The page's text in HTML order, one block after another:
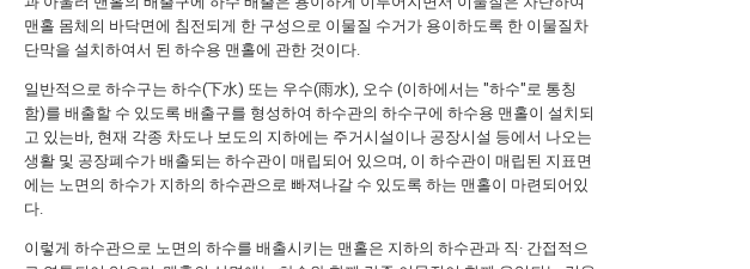
맨홀 몸체의 바닥면에 침전되게 한 구성으로 이물질 수거가 용이하도록 한 이물질차
단막을 설치하여서 된 하수용 맨홀에 관한 것이다.
일반적으로 하수구는 하수(下水) 또는 우수(雨水), 오수 (이하에서는 "하수"로 통칭
함)를 배출할 수 있도록 배출구를 형성하여 하수관의 하수구에 하수용 맨홀이 설치되
고 있는바, 현재 각종 차도나 보도의 지하에는 주거시설이나 공장시설 등에서 나오는
생활 및 공장폐수가 배출되는 하수관이 매립되어 있으며, 이 하수관이 매립된 지표면
에는 노면의 하수가 지하의 하수관으로 빠져나갈 수 있도록 하는 맨홀이 마련되어있
다.
이렇게 하수관으로 노면의 하수를 배출시키는 맨홀은 지하의 하수관과 직· 간접적으